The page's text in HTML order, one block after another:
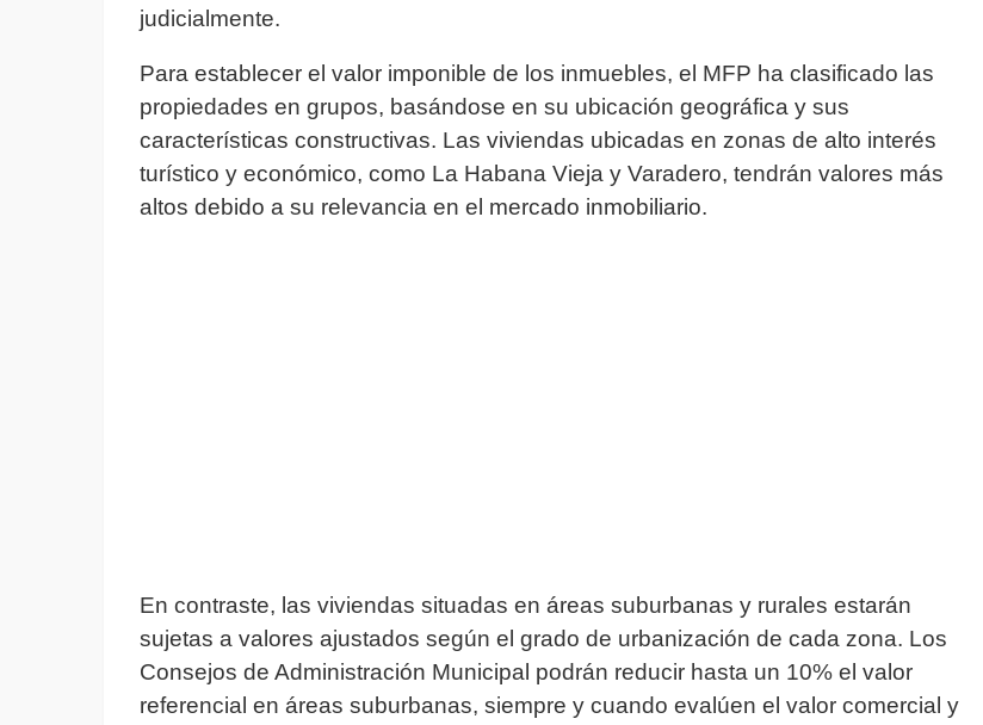
judicialmente.
Para establecer el valor imponible de los inmuebles, el MFP ha clasificado las
propiedades en grupos, basándose en su ubicación geográfica y sus
características constructivas. Las viviendas ubicadas en zonas de alto interés
turístico y económico, como La Habana Vieja y Varadero, tendrán valores más
altos debido a su relevancia en el mercado inmobiliario.
En contraste, las viviendas situadas en áreas suburbanas y rurales estarán
sujetas a valores ajustados según el grado de urbanización de cada zona. Los
Consejos de Administración Municipal podrán reducir hasta un 10% el valor
referencial en áreas suburbanas, siempre y cuando evalúen el valor comercial y